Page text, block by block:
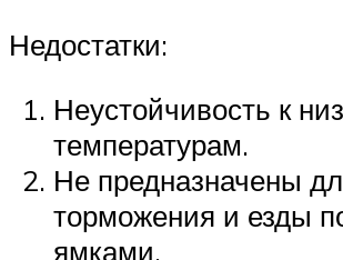
Недостатки:
Неустойчивость к
температурам.
Не предназначены
торможения и езды
ямками.